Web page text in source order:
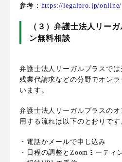
参考： https://legalpro.jp/online/
（３）弁護士法人リー
ン無料相談
弁護士法人リーガルプラスでは
残業代請求などの分野でオン
います。
弁護士法人リーガルプラスのオ
用する流れは以下のとおりです
・電話かメールで申し込み
・日程の調整とZoomミーティ